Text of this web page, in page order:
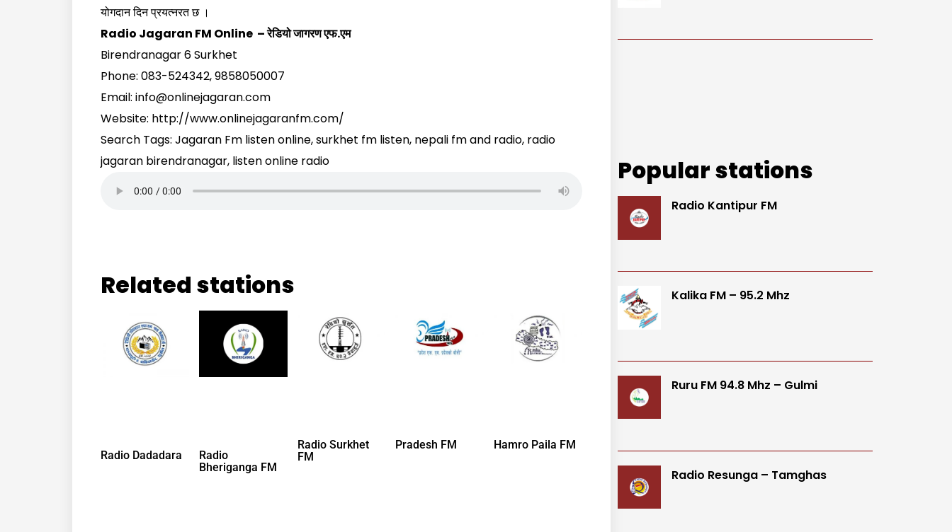
योगदान दिन प्रयत्नरत छ ।
Radio Jagaran FM Online – रेडियो जागरण एफ.एम
Birendranagar 6 Surkhet
Phone: 083-524342, 9858050007
Email: info@onlinejagaran.com
Website: http://www.onlinejagaranfm.com/
Search Tags: Jagaran Fm listen online, surkhet fm listen, nepali fm and radio, radio
jagaran birendranagar, listen online radio
Related stations
Radio Dadadara
Radio
Bheriganga FM
Radio Surkhet
FM
Pradesh FM Hamro Paila FM
Popular stations
Radio Kantipur FM
Kalika FM – 95.2 Mhz
Ruru FM 94.8 Mhz – Gulmi
Radio Resunga – Tamghas